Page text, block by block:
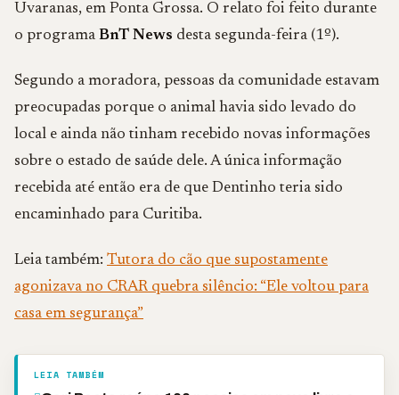
Uvaranas, em Ponta Grossa. O relato foi feito durante
o programa BnT News desta segunda-feira (1º).
Segundo a moradora, pessoas da comunidade estavam
preocupadas porque o animal havia sido levado do
local e ainda não tinham recebido novas informações
sobre o estado de saúde dele. A única informação
recebida até então era de que Dentinho teria sido
encaminhado para Curitiba.
Leia também: Tutora do cão que supostamente
agonizava no CRAR quebra silêncio: “Ele voltou para
casa em segurança”
LEIA TAMBÉM